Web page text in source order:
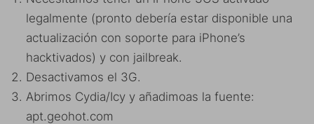
legalmente (pronto debería estar disponible una
actualización con soporte para iPhone’s
hacktivados) y con jailbreak.
Desactivamos el 3G.
Abrimos Cydia/Icy y añadimoas la fuente:
apt.geohot.com